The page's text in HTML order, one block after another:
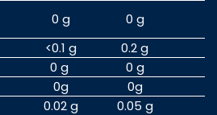
0 g 0 g
<0.1 g
0.2 g
0 g 0 g
0g
0g
0.02 g 0.05 g